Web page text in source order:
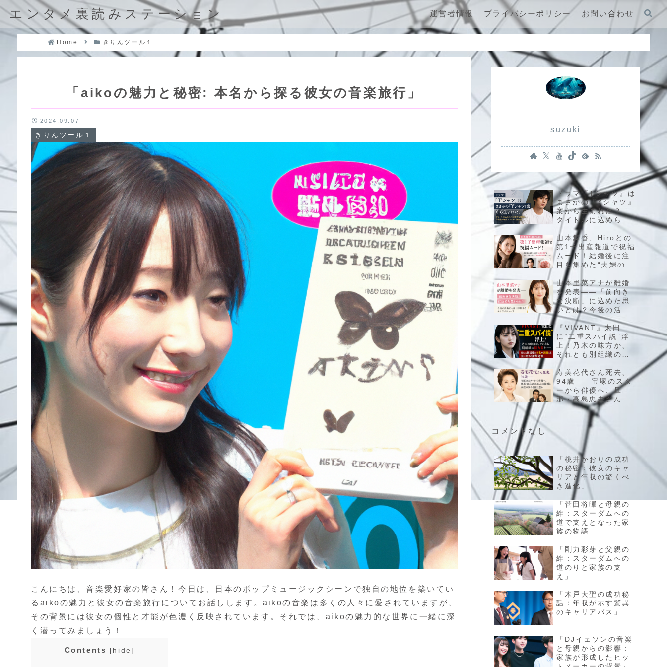
エンタメ裏読みステーション 運営者情報 プライバシーポリシー お問い合わせ
Home きりんツール１
「aikoの魅力と秘密: 本名から探る彼女の音楽旅行」
きりんツール１
2024.09.07
こんにちは、音楽愛好家の皆さん！今日は、日本のポップミュージックシーンで独自の地位を築いてい
るaikoの魅力と彼女の音楽旅行についてお話しします。aikoの音楽は多くの人々に愛されていますが、
その背景には彼女の個性と才能が色濃く反映されています。それでは、aikoの魅力的な世界に一緒に深
く潜ってみましょう！
Contents [ hide ]
suzuki
ドラマ『Tシャツ』は
まさかの『Yシャツ』
案から生まれた？
タイトルに込められ
た意外な背景と、作
品名が映すエンタメ
の舞台裏
山本舞香、Hiroとの
第1子出産報道で祝福
ムード！結婚後に注
目を集めた“夫婦の現
在”とファンが気にな
る子供の最新情報を
チェック
山本里菜アナが離婚
を発表――「前向き
な決断」に込めた思
いとは？今後の活動
にも注目が集まるエ
ンタメニュース
『VIVANT』太田
に“二重スパイ説”浮
上！乃木の味方か、
それとも別組織の協
力者か――演じる飯
沼愛の本名や素顔に
も注目集まる衝撃考
察
寿美花代さん死去、
94歳――宝塚のスタ
ーから俳優へ、旦
那・高島忠夫さんと
の結婚と家族の歩み
を振り返る
コメントなし
「桃井かおりの成功
の秘密：彼女のキャ
リアと年収の驚くべ
き進化」
「菅田将暉と母親の
絆：スターダムへの
道で支えとなった家
族の物語」
「剛力彩芽と父親の
絆：スターダムへの
道のりと家族の支
え」
「木戸大聖の成功秘
話：年収が示す驚異
のキャリアパス」
「DJイェソンの音楽
と母親からの影響：
家族が形成したヒッ